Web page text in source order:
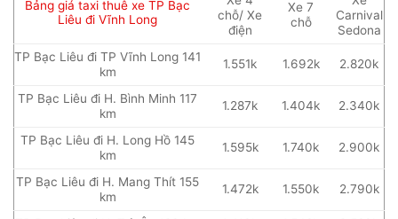
Bảng giá taxi thuê xe TP Bạc
Liêu đi Vĩnh Long
chỗ/ Xe
điện
Xe 7
chỗ
Carnival
Sedona
TP Bạc Liêu đi TP Vĩnh Long 141
km
1.551k 1.692k 2.820k
TP Bạc Liêu đi H. Bình Minh 117
km
1.287k 1.404k 2.340k
TP Bạc Liêu đi H. Long Hồ 145
km
1.595k 1.740k 2.900k
TP Bạc Liêu đi H. Mang Thít 155
km
1.472k 1.550k 2.790k